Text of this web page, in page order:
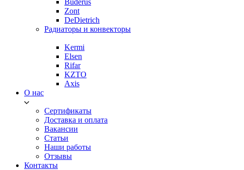
Buderus
Zont
DeDietrich
Радиаторы и конвекторы
Kermi
Elsen
Rifar
KZTO
Axis
О нас
Сертификаты
Доставка и оплата
Вакансии
Статьи
Наши работы
Отзывы
Контакты